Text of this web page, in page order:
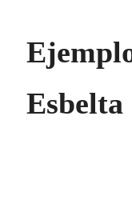
Esbelta